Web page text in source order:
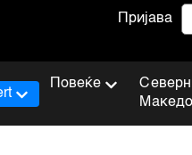
Пријава
Повеќе